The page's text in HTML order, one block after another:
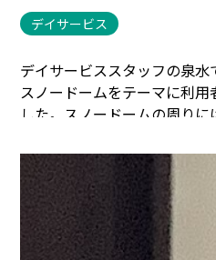
デイサービス
デイサービススタッフの泉水
スノードームをテーマに利
した。 スノードームの周り
っています。